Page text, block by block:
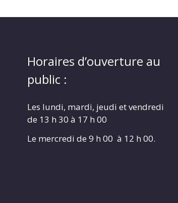
Horaires d’ouverture au
public :
Les lundi, mardi, jeudi et vendredi
de 13 h 30 à 17 h 00
Le mercredi de 9 h 00 à 12 h 00.